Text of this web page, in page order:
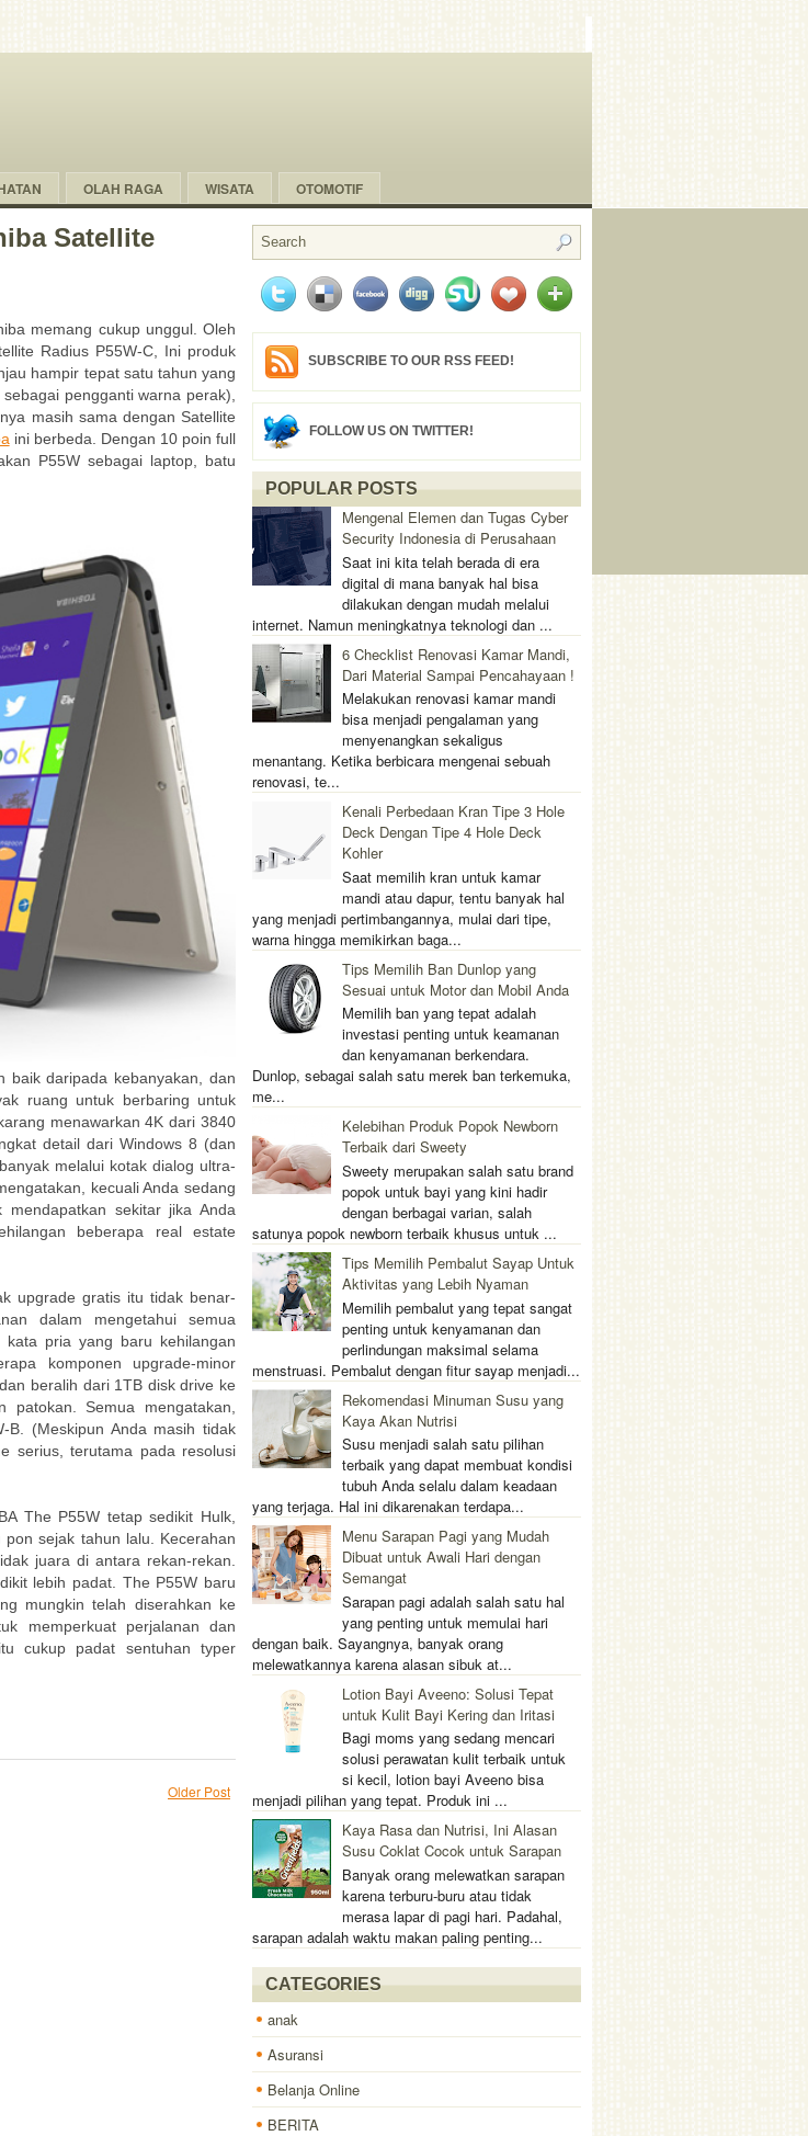
OLAH RAGA WISATA OTOMOTIF
Satellite
memang cukup unggul. Oleh
Radius P55W-C, Ini produk
hampir tepat satu tahun yang
pengganti warna perak),
masih sama dengan Satellite
ini berbeda. Dengan 10 poin full
P55W sebagai laptop, batu
baik daripada kebanyakan, dan
ruang untuk berbaring untuk
menawarkan 4K dari 3840
detail dari Windows 8 (dan
melalui kotak dialog ultra-
kecuali Anda sedang
sekitar jika Anda
beberapa real estate
upgrade gratis itu tidak benar-
dalam mengetahui semua
kata pria yang baru kehilangan
komponen upgrade-minor
beralih dari 1TB disk drive ke
patokan. Semua mengatakan,
B. (Meskipun Anda masih tidak
serius, terutama pada resolusi
The P55W tetap sedikit Hulk,
sejak tahun lalu. Kecerahan
juara di antara rekan-rekan.
lebih padat. The P55W baru
mungkin telah diserahkan ke
memperkuat perjalanan dan
cukup padat sentuhan typer
Older Post
SUBSCRIBE TO OUR RSS FEED!
FOLLOW US ON TWITTER!
POPULAR POSTS
Mengenal Elemen dan Tugas Cyber
Security Indonesia di Perusahaan
Saat ini kita telah berada di era
digital di mana banyak hal bisa
dilakukan dengan mudah melalui
internet. Namun meningkatnya teknologi dan ...
6 Checklist Renovasi Kamar Mandi,
Dari Material Sampai Pencahayaan !
Melakukan renovasi kamar mandi
bisa menjadi pengalaman yang
menyenangkan sekaligus
menantang. Ketika berbicara mengenai sebuah
renovasi, te...
Kenali Perbedaan Kran Tipe 3 Hole
Deck Dengan Tipe 4 Hole Deck
Kohler
Saat memilih kran untuk kamar
mandi atau dapur, tentu banyak hal
yang menjadi pertimbangannya, mulai dari tipe,
warna hingga memikirkan baga...
Tips Memilih Ban Dunlop yang
Sesuai untuk Motor dan Mobil Anda
Memilih ban yang tepat adalah
investasi penting untuk keamanan
dan kenyamanan berkendara.
Dunlop, sebagai salah satu merek ban terkemuka,
me...
Kelebihan Produk Popok Newborn
Terbaik dari Sweety
Sweety merupakan salah satu brand
popok untuk bayi yang kini hadir
dengan berbagai varian, salah
satunya popok newborn terbaik khusus untuk ...
Tips Memilih Pembalut Sayap Untuk
Aktivitas yang Lebih Nyaman
Memilih pembalut yang tepat sangat
penting untuk kenyamanan dan
perlindungan maksimal selama
menstruasi. Pembalut dengan fitur sayap menjadi...
Rekomendasi Minuman Susu yang
Kaya Akan Nutrisi
Susu menjadi salah satu pilihan
terbaik yang dapat membuat kondisi
tubuh Anda selalu dalam keadaan
yang terjaga. Hal ini dikarenakan terdapa...
Menu Sarapan Pagi yang Mudah
Dibuat untuk Awali Hari dengan
Semangat
Sarapan pagi adalah salah satu hal
yang penting untuk memulai hari
dengan baik. Sayangnya, banyak orang
melewatkannya karena alasan sibuk at...
Lotion Bayi Aveeno: Solusi Tepat
untuk Kulit Bayi Kering dan Iritasi
Bagi moms yang sedang mencari
solusi perawatan kulit terbaik untuk
si kecil, lotion bayi Aveeno bisa
menjadi pilihan yang tepat. Produk ini ...
Kaya Rasa dan Nutrisi, Ini Alasan
Susu Coklat Cocok untuk Sarapan
Banyak orang melewatkan sarapan
karena terburu-buru atau tidak
merasa lapar di pagi hari. Padahal,
sarapan adalah waktu makan paling penting...
CATEGORIES
anak
Asuransi
Belanja Online
BERITA